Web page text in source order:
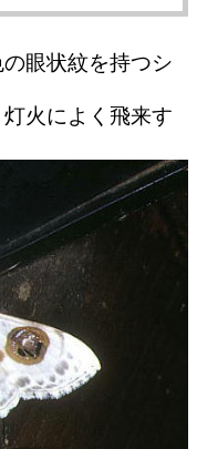
眼状紋を持つシ
火によく飛来す